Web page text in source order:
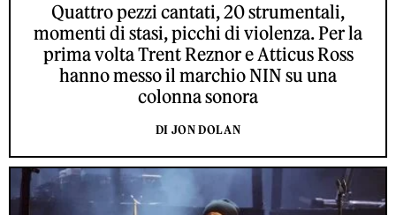
Quattro pezzi cantati, 20 strumentali,
momenti di stasi, picchi di violenza. Per la
prima volta Trent Reznor e Atticus Ross
hanno messo il marchio NIN su una
colonna sonora
DI JON DOLAN